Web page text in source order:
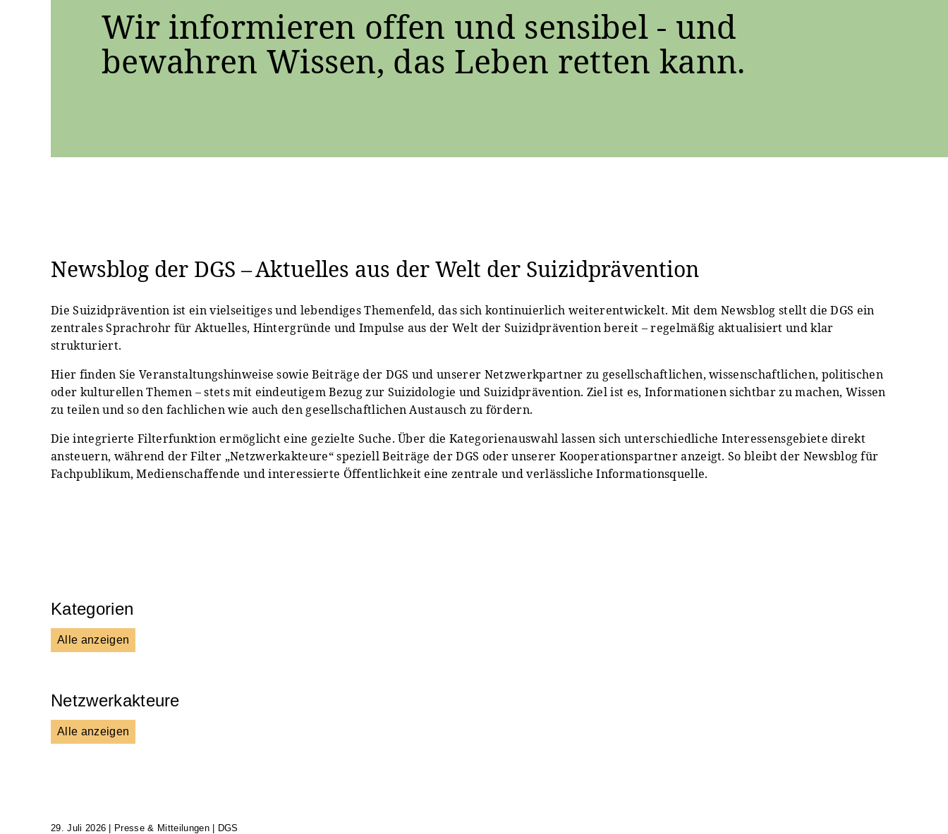
Wir informieren offen und sensibel - und
bewahren Wissen, das Leben retten kann.
Newsblog der DGS – Aktuelles aus der Welt der Suizidprävention
Die Suizidprävention ist ein vielseitiges und lebendiges Themenfeld, das sich kontinuierlich weiterentwickelt. Mit dem Newsblog stellt die DGS ein
zentrales Sprachrohr für Aktuelles, Hintergründe und Impulse aus der Welt der Suizidprävention bereit – regelmäßig aktualisiert und klar
strukturiert.
Hier finden Sie Veranstaltungshinweise sowie Beiträge der DGS und unserer Netzwerkpartner zu gesellschaftlichen, wissenschaftlichen, politischen
oder kulturellen Themen – stets mit eindeutigem Bezug zur Suizidologie und Suizidprävention. Ziel ist es, Informationen sichtbar zu machen, Wissen
zu teilen und so den fachlichen wie auch den gesellschaftlichen Austausch zu fördern.
Die integrierte Filterfunktion ermöglicht eine gezielte Suche. Über die Kategorienauswahl lassen sich unterschiedliche Interessensgebiete direkt
ansteuern, während der Filter „Netzwerkakteure“ speziell Beiträge der DGS oder unserer Kooperationspartner anzeigt. So bleibt der Newsblog für
Fachpublikum, Medienschaffende und interessierte Öffentlichkeit eine zentrale und verlässliche Informationsquelle.
Kategorien
Alle anzeigen
Netzwerkakteure
Alle anzeigen
29. Juli 2026 Presse & Mitteilungen | DGS